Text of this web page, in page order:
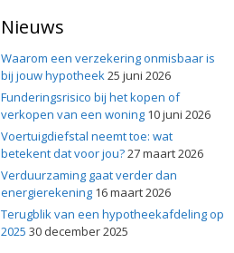
Nieuws
Waarom een verzekering onmisbaar is
bij jouw hypotheek25 juni 2026
Funderingsrisico bij het kopen of
verkopen van een woning 10 juni 2026
Voertuigdiefstal neemt toe: wat
betekent dat voor jou?27 maart 2026
Verduurzaming gaat verder dan
energierekening 16 maart 2026
Terugblik van een hypotheekafdeling op
2025 30 december 2025